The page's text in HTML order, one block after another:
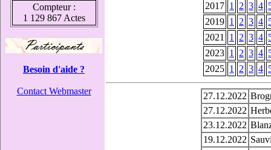
Compteur :
1 129 867 Actes
Besoin d'aide ?
Contact Webmaster
2017 1 2 3 4
2019 1 2 3 4
2021
1 2 3 4
2023 1 2 3 4
2025 1 2 3 4
27.12.2022
27.12.2022
23.12.2022
19.12.2022